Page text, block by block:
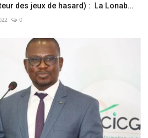
des jeux de hasard) : La Lonab...
0